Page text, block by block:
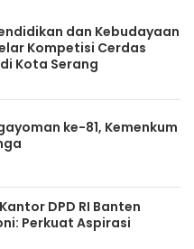
dan Kebudayaan
Kompetisi Cerdas
Kota Serang
ke-81, Kemenkum
DPD RI Banten
Perkuat Aspirasi